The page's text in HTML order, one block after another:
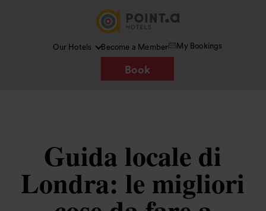
Our Hotels Become a Member My Bookings
Book
Guida locale di
Londra: le migliori